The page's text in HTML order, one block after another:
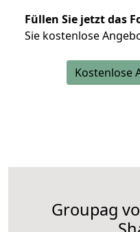
Füllen Sie jetzt das
Sie kostenlose
Kostenlose
Groupag